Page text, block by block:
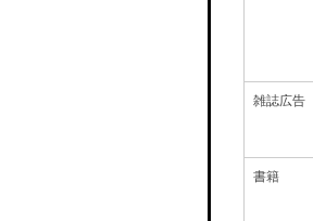
雑誌広告
書籍